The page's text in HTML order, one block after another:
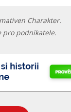
Charakter.
pro podnikatele.